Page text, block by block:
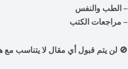
– الطب والنفس
– مراجعات الكتب
🚫 لن يتم قبول أي مقال لا يتناسب مع